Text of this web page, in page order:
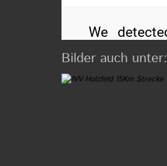
Bilder auch unter: